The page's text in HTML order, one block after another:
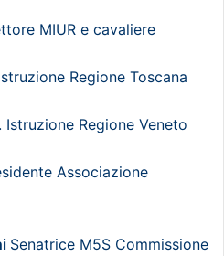
MIUR e cavaliere
Regione Toscana
Istruzione Regione Veneto
Associazione
Senatrice M5S Commissione